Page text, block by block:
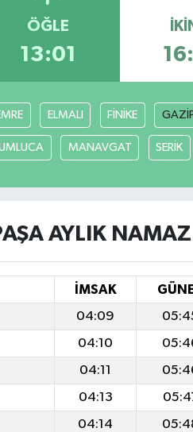
ÖĞLE
13:01
ELMALI FİNİKE
MANAVGAT SERİK
AYLIK NAMAZ
İMSAK
04:09
04:10
04:11
04:13
04:14